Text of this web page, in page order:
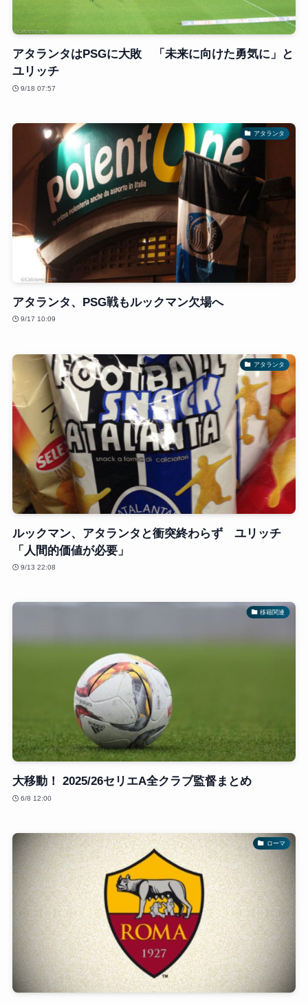
アタランタはPSGに大敗 「未来に向けた勇気に」と
ユリッチ
9/18 07:57
アタランタ
アタランタ、PSG戦もルックマン欠場へ
9/17 10:09
アタランタ
ルックマン、アタランタと衝突終わらず ユリッチ
「人間的価値が必要」
9/13 22:08
移籍関連
大移動！ 2025/26セリエA全クラブ監督まとめ
6/8 12:00
ローマ